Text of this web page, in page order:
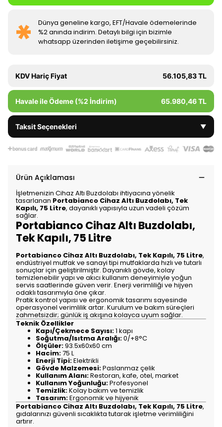
Dünya geneline kargo, EFT/Havale ödemelerinde
%2 anında indirim. Detaylı bilgi için bizimle
whatsapp üzerinden iletişime geçebilirsiniz.
KDV Hariç Fiyat 56.105,83 TL
Havale ile Ödeme (%2 İndirim) 65.980,46 TL
Taksit Seçenekleri ▼
Ürün Açıklaması
İşletmenizin Cihaz Altı Buzdolabı ihtiyacına yönelik
tasarlanan Portabianco Cihaz Altı Buzdolabı, Tek
Kapılı, 75 Litre, dayanıklı yapısıyla uzun vadeli çözüm
sağlar.
Portabianco Cihaz Altı Buzdolabı,
Tek Kapılı, 75 Litre
Portabianco Cihaz Altı Buzdolabı, Tek Kapılı, 75 Litre,
endüstriyel mutfak ve sanayi tipi mutfaklarda hızlı ve tutarlı
sonuçlar için geliştirilmiştir. Dayanıklı gövde, kolay
temizlenebilir yapı ve akıcı kullanım deneyimiyle yoğun
servis saatlerinde güven verir. Enerji verimliliği ve hijyen
odaklı tasarımıyla öne çıkar.
Pratik kontrol yapısı ve ergonomik tasarımı sayesinde
operasyonel verimlilik artar. Kurulum ve bakım süreçleri
zahmetsizdir; günlük iş akışına kolayca uyum sağlar.
Teknik Özellikler
Kapı/Çekmece Sayısı:1 kapı
Soğutma/Isıtma Aralığı:0/+8°C
Ölçüler:93.5x60x60 cm
Hacim:75 L
Enerji Tipi:Elektrikli
Gövde Malzemesi:Paslanmaz çelik
Kullanım Alanı:Restoran, kafe, otel, market
Kullanım Yoğunluğu:Profesyonel
Temizlik:Kolay bakım ve temizlik
Tasarım:Ergonomik ve hijyenik
Portabianco Cihaz Altı Buzdolabı, Tek Kapılı, 75 Litre,
gıdalarınızı güvenli sıcaklıkta tutarak işletme verimliliğini
artırır.